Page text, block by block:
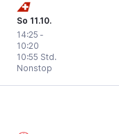
So 11.10.
14:25 -
10:20
Nonstop
10:55 Std.